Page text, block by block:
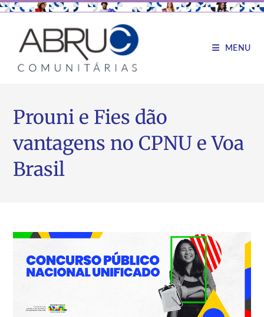
MENU
Prouni e Fies dão
vantagens no CPNU e Voa
Brasil